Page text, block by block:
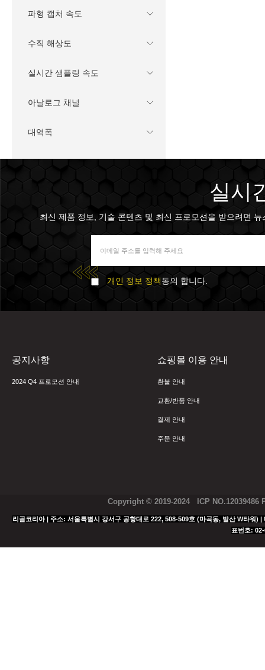
파형 캡처 속도
수직 해상도
실시간 샘플링 속도
아날로그 채널
대역폭
실시
최신 제품 정보, 기술 콘텐츠 및 최신 프로모션을 받으려면
개인 정보 정책동의 합니다.
공지사항
2024 Q4 프로모션 안내
쇼핑몰 이용 안내
환불 안내
교환/반품 안내
결제 안내
주문 안내
Copyright © 2019-2024 ICP NO.12039486
리골코리아 | 주소: 서울특별시 강서구 공항대로 222, 508-509호 (마곡동, 발산 W타
표번호: